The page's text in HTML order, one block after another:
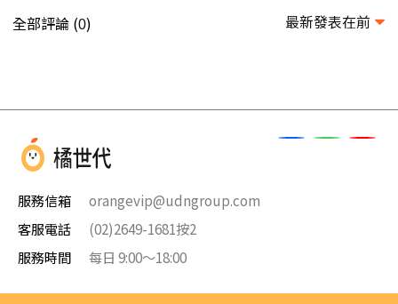
全部評論 (0) 最新發表在前
服務信箱
orangevip@udngroup.com
客服電話
(02)2649-1681按2
服務時間
每日 9:00～18:00